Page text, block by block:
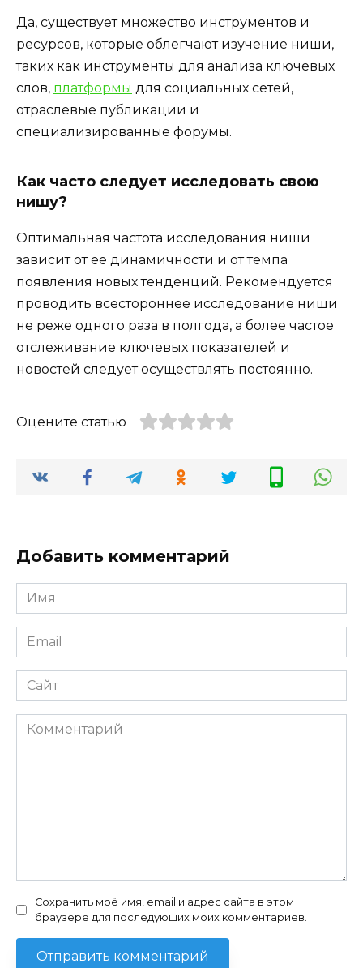
Да, существует множество инструментов и
ресурсов, которые облегчают изучение ниши,
таких как инструменты для анализа ключевых
слов, платформы для социальных сетей,
отраслевые публикации и
специализированные форумы.
Как часто следует исследовать свою
нишу?
Оптимальная частота исследования ниши
зависит от ее динамичности и от темпа
появления новых тенденций. Рекомендуется
проводить всестороннее исследование ниши
не реже одного раза в полгода, а более частое
отслеживание ключевых показателей и
новостей следует осуществлять постоянно.
Оцените статью
Добавить комментарий
Имя
*
Email
*
Сайт
Комментарий
Сохранить моё имя, email и адрес сайта в этом
браузере для последующих моих комментариев.